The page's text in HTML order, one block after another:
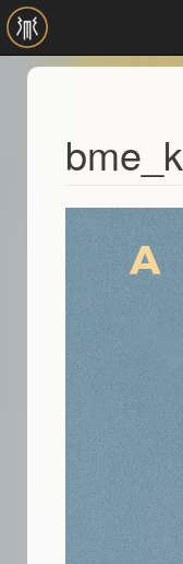
Ugrás a tartalomra